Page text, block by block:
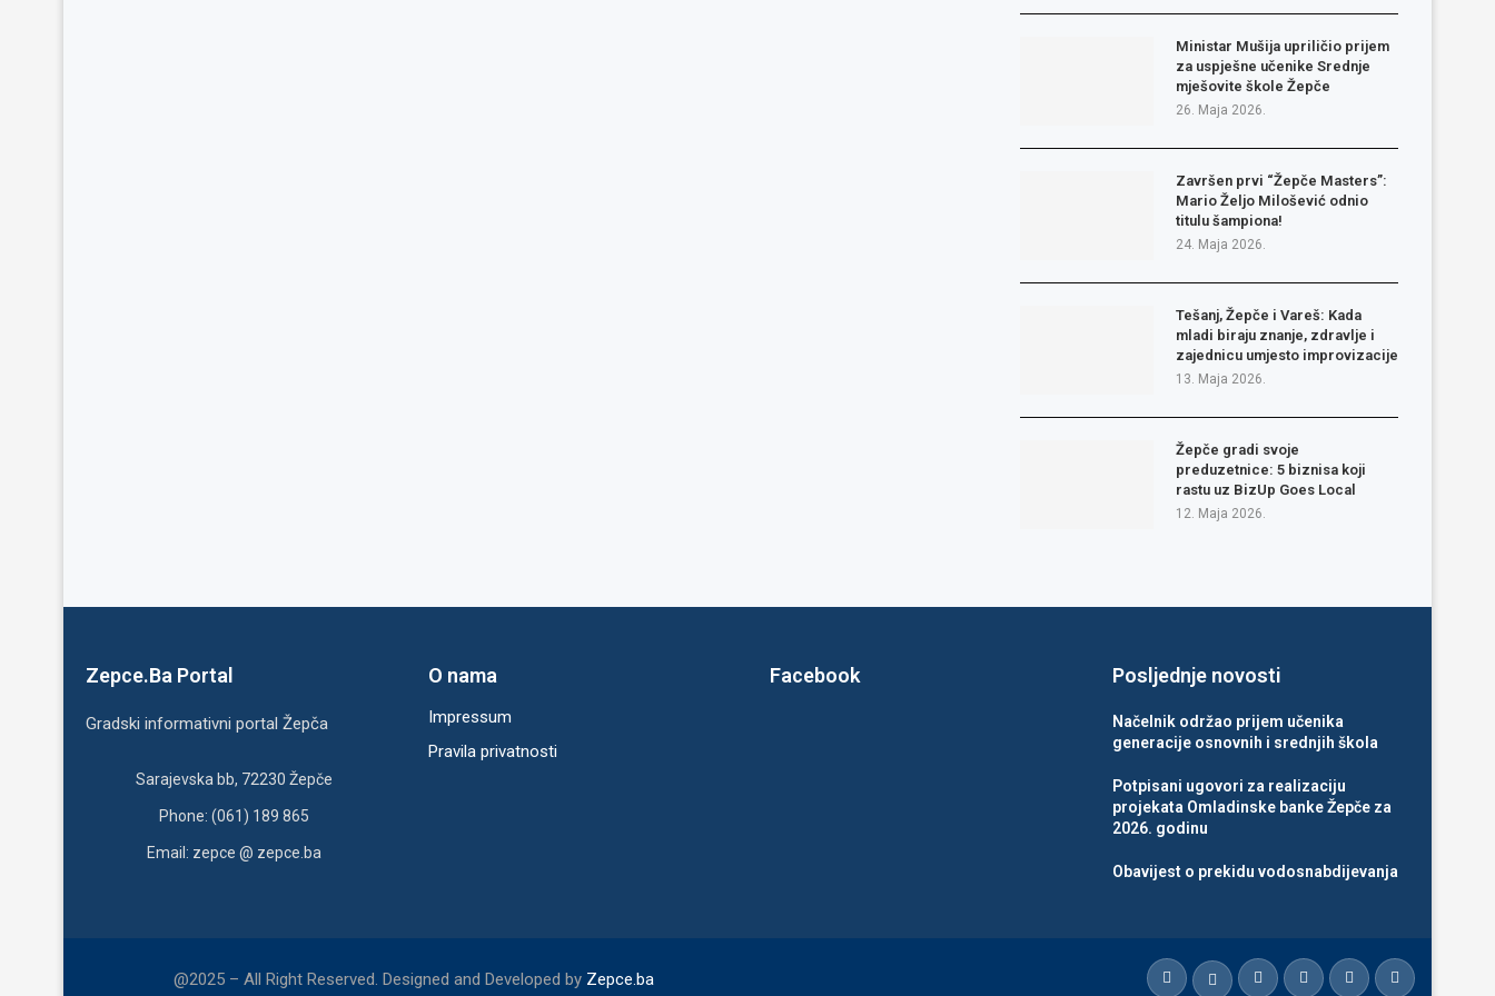
Ministar Mušija upriličio prijem
za uspješne učenike Srednje
mješovite škole Žepče
26. Maja 2026.
Završen prvi “Žepče Masters”:
Mario Željo Milošević odnio
titulu šampiona!
24. Maja 2026.
Tešanj, Žepče i Vareš: Kada
mladi biraju znanje, zdravlje i
zajednicu umjesto improvizacije
13. Maja 2026.
Žepče gradi svoje
preduzetnice: 5 biznisa koji
rastu uz BizUp Goes Local
12. Maja 2026.
Zepce.Ba Portal
Gradski informativni portal Žepča
Sarajevska bb, 72230 Žepče
Phone: (061) 189 865
Email: zepce @ zepce.ba
O nama
Impressum
Pravila privatnosti
Facebook Posljednje novosti
Načelnik održao prijem učenika
generacije osnovnih i srednjih škola
Potpisani ugovori za realizaciju
projekata Omladinske banke Žepče za
2026. godinu
Obavijest o prekidu vodosnabdijevanja
@2025 – All Right Reserved. Designed and Developed by Zepce.ba